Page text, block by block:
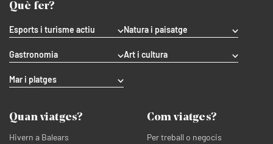
Què fer?
Esports i turisme actiu Natura i paisatge
Gastronomia Art i cultura
Mar i platges
Quan viatges?
Hivern a Balears
Com viatges?
Per treball o negocis